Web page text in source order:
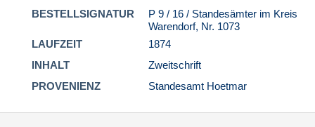
P 9 / 11 / Standesamter im Kreis
P 9 / 12 / Standesämter in der Stadt
Recklinghausen
P 9 / 13 / Standesämter im Kreis
BESTELLSIGNATUR
P 9 / 16 / Standesämter im Kreis
Warendorf, Nr. 1073
LAUFZEIT
1874
INHALT
Zweitschrift
PROVENIENZ
Standesamt Hoetmar